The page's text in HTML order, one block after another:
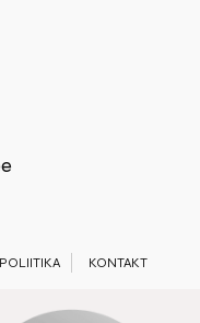
KONTAKT